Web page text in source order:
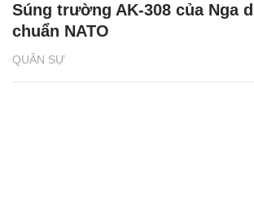
QUÂN SỰ
Súng trường AK-308 của Nga
chuẩn NATO